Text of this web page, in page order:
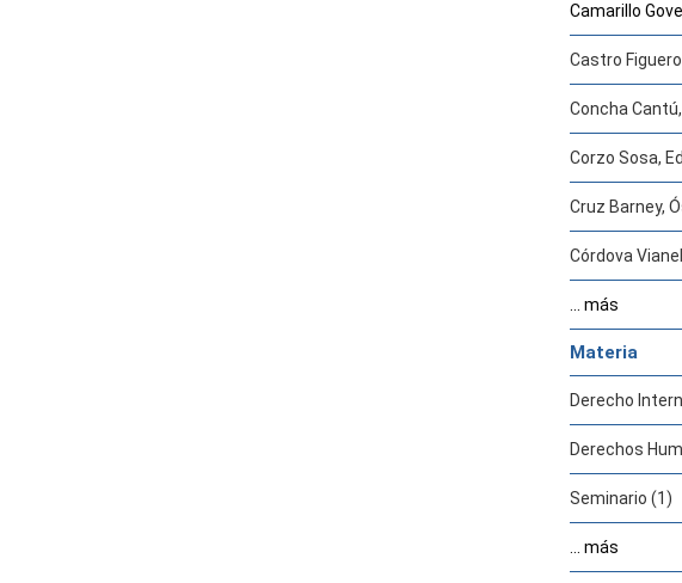
Camarillo
Castro
Concha
Corzo Sosa,
Cruz Barney,
Córdova
... más
Materia
Derecho
Derechos
Seminario (1)
... más